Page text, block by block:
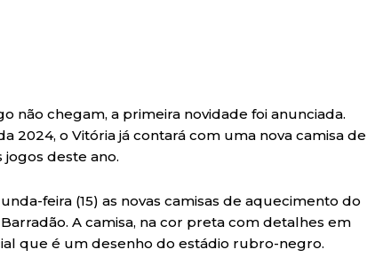
não chegam, a primeira novidade foi anunciada.
2024, o Vitória já contará com uma nova camisa de
deste ano.
feira (15) as novas camisas de aquecimento do
A camisa, na cor preta com detalhes em
que é um desenho do estádio rubro-negro.